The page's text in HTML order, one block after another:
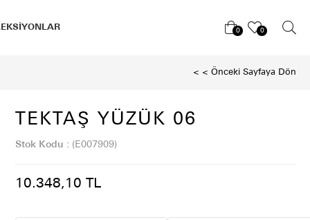
0 0
< < Önceki Sayfaya Dön
TEKTAŞ YÜZÜK 06
Stok Kodu (E007909)
10.348,10 TL